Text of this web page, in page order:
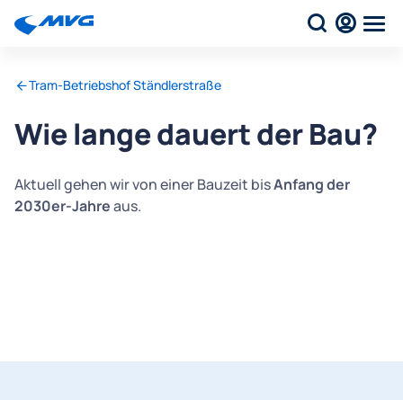
Tram-Betriebshof Ständlerstraße
Wie lange dauert der Bau?
Aktuell gehen wir von einer Bauzeit bisAnfang der
2030er-Jahreaus.